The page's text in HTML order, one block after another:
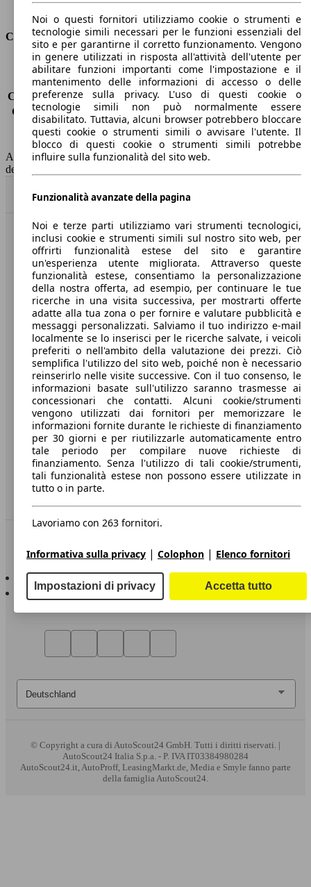
Volume del bagagliaio
Consumi
Emissioni di CO2*
-
Consumo (urbano)
-
Consumo (extra-urbano)
-
Consumo (combinato)*
Classe di emissione
Euro 6
Capacità del serbatoio
50 l
AutoScout24 non si assume alcuna responsabilità per la correttezza
dei dati.
Benvenuti su AutoScout24, il mercato auto europeo.
Società
A proposito di AutoScout24
Stampa
Media
Condizioni generali
Informazioni
Privacy
Dichiarazione di Accessibilità
Servizi
AutoScout24 per iOS
AutoScout24 per Android
© Copyright a cura di AutoScout24 GmbH. Tutti i diritti riservati. |
AutoScout24 Italia S.p.a. - P. IVA IT03384980284
AutoScout24.it, AutoProff, LeasingMarkt.de, Media e Smyle fanno parte
della famiglia AutoScout24.
Noi o questi fornitori utilizziamo cookie o strumenti e
tecnologie simili necessari per le funzioni essenziali del
sito e per garantirne il corretto funzionamento. Vengono
in genere utilizzati in risposta all'attività dell'utente per
abilitare funzioni importanti come l'impostazione e il
mantenimento delle informazioni di accesso o delle
preferenze sulla privacy. L'uso di questi cookie o
tecnologie simili non può normalmente essere
disabilitato. Tuttavia, alcuni browser potrebbero bloccare
questi cookie o strumenti simili o avvisare l'utente. Il
blocco di questi cookie o strumenti simili potrebbe
influire sulla funzionalità del sito web.
Funzionalità avanzate della pagina
Noi e terze parti utilizziamo vari strumenti tecnologici,
inclusi cookie e strumenti simili sul nostro sito web, per
offrirti funzionalità estese del sito e garantire
un'esperienza utente migliorata. Attraverso queste
funzionalità estese, consentiamo la personalizzazione
della nostra offerta, ad esempio, per continuare le tue
ricerche in una visita successiva, per mostrarti offerte
adatte alla tua zona o per fornire e valutare pubblicità e
messaggi personalizzati. Salviamo il tuo indirizzo e-mail
localmente se lo inserisci per le ricerche salvate, i veicoli
preferiti o nell'ambito della valutazione dei prezzi. Ciò
semplifica l'utilizzo del sito web, poiché non è necessario
reinserirlo nelle visite successive. Con il tuo consenso, le
informazioni basate sull'utilizzo saranno trasmesse ai
concessionari che contatti. Alcuni cookie/strumenti
vengono utilizzati dai fornitori per memorizzare le
informazioni fornite durante le richieste di finanziamento
per 30 giorni e per riutilizzarle automaticamente entro
tale periodo per compilare nuove richieste di
finanziamento. Senza l'utilizzo di tali cookie/strumenti,
tali funzionalità estese non possono essere utilizzate in
tutto o in parte.
Lavoriamo con 263 fornitori.
Informativa sulla privacy | Colophon | Elenco fornitori
Impostazioni di privacy Accetta tutto